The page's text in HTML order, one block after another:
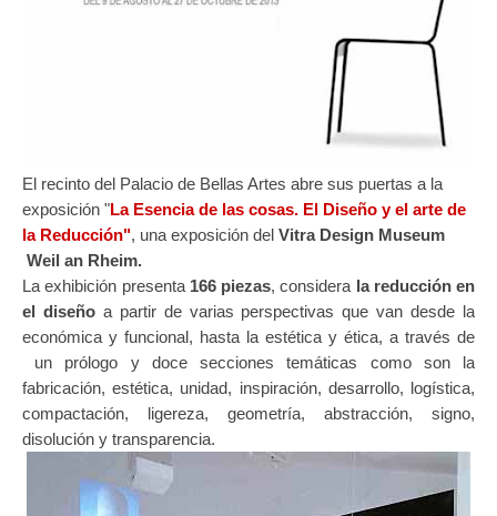
El recinto del Palacio de Bellas Artes abre sus puertas a la
exposición "La Esencia de las cosas. El Diseño y el arte de
la Reducción", una exposición del Vitra Design Museum
Weil an Rheim.
La exhibición presenta 166 piezas, considera la reducción en
el diseño a partir de varias perspectivas que van desde la
económica y funcional, hasta la estética y ética, a través de
un prólogo y doce secciones temáticas como son la
fabricación, estética, unidad, inspiración, desarrollo, logística,
compactación, ligereza, geometría, abstracción, signo,
disolución y transparencia.